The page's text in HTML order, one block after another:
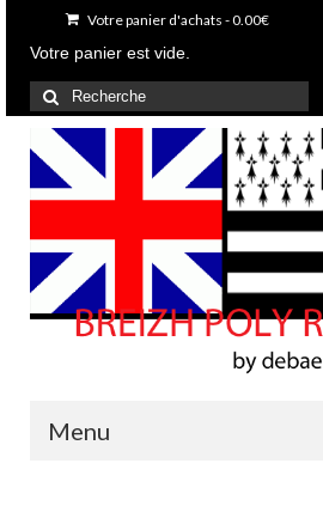
Votre panier d'achats -0.00€
Votre panier est vide.
Rechercher
:
Menu